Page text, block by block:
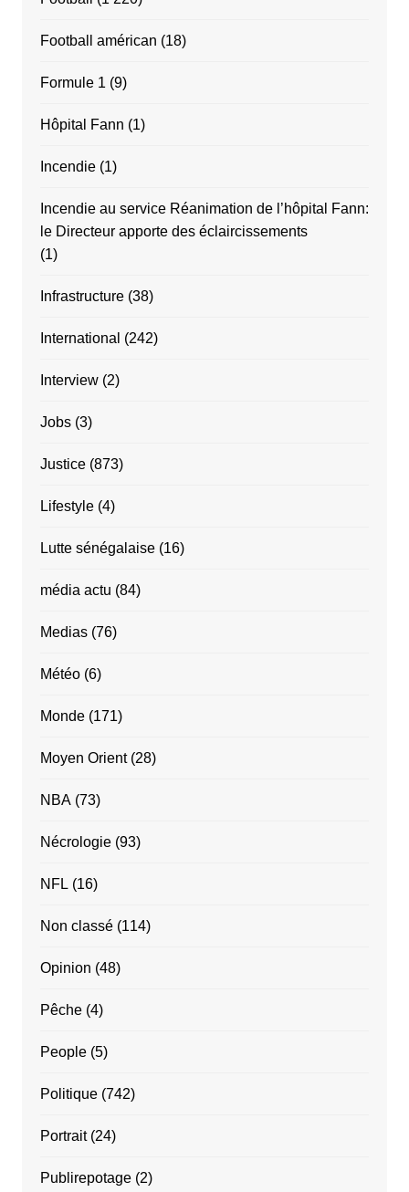
Football américan (18)
Formule 1 (9)
Hôpital Fann (1)
Incendie(1)
Incendie au service Réanimation de l’hôpital Fann:
le Directeur apporte des éclaircissements
(1)
Infrastructure(38)
International (242)
Interview(2)
Jobs(3)
Justice(873)
Lifestyle(4)
Lutte sénégalaise(16)
média actu (84)
Medias(76)
Météo(6)
Monde(171)
Moyen Orient(28)
NBA(73)
Nécrologie(93)
NFL (16)
Non classé(114)
Opinion (48)
Pêche(4)
People(5)
Politique(742)
Portrait(24)
Publirepotage(2)